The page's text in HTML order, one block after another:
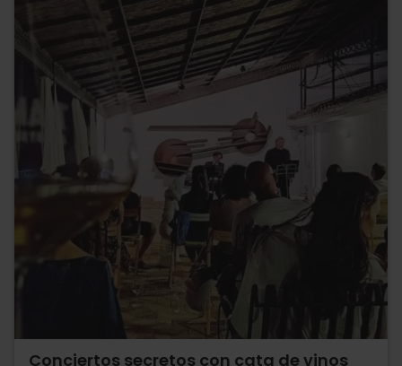
Conciertos secretos con cata de vinos